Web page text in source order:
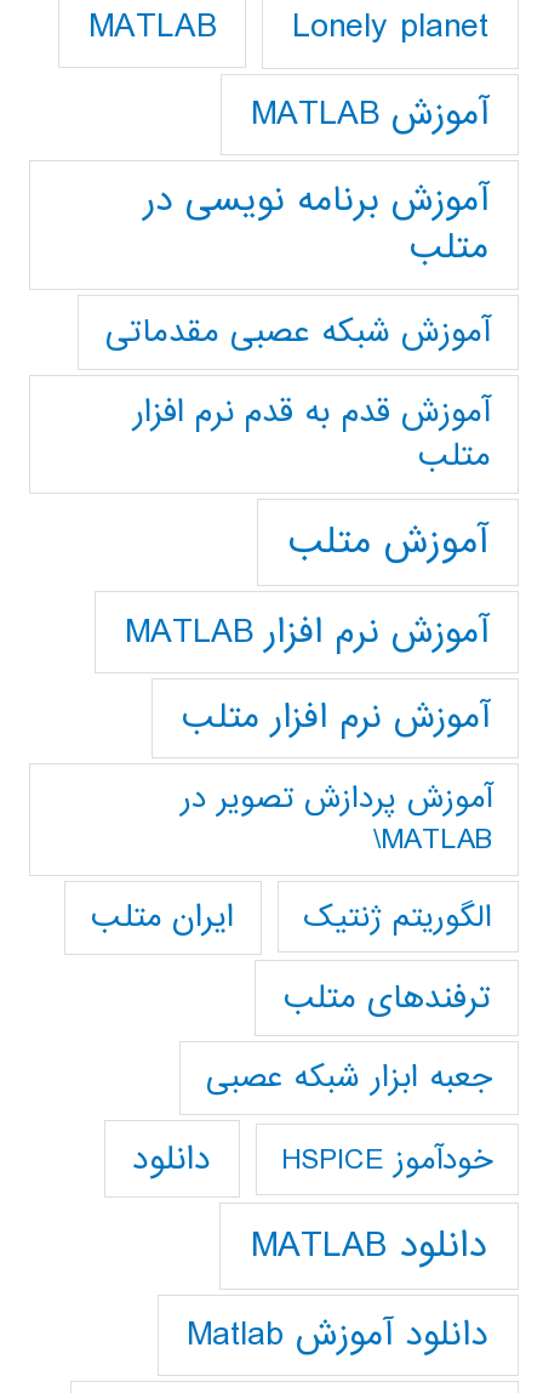
Lonely planet
MATLAB
آموزش MATLAB
آموزش برنامه نویسی در
متلب
آموزش شبکه عصبی مقدماتی
آموزش قدم به قدم نرم افزار
متلب
آموزش متلب
آموزش نرم افزار MATLAB
آموزش نرم افزار متلب
آموزش پردازش تصوير در
MATLAB\
الگوریتم ژنتیک
ایران متلب
ترفندهای متلب
جعبه ابزار شبکه عصبی
خودآموز HSPICE دانلود
دانلود MATLAB
دانلود آموزش Matlab